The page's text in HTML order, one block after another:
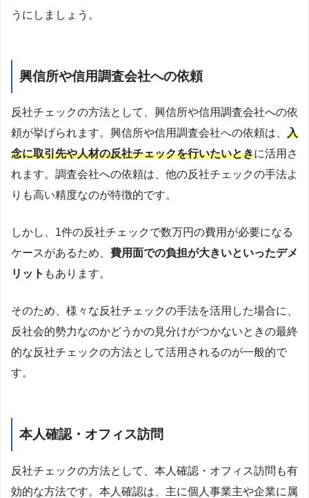
うにしましょう。
興信所や信用調査会社への依頼
反社チェックの方法として、興信所や信用調査会社への依
頼が挙げられます。興信所や信用調査会社への依頼は、 入
念に取引先や人材の反社チェックを行いたいときに活用さ
れます。調査会社への依頼は、他の反社チェックの手法よ
りも高い精度なのが特徴的です。
しかし、1件の反社チェックで数万円の費用が必要になる
ケースがあるため、 費用面での負担が大きいといったデメ
リット もあります。
そのため、様々な反社チェックの手法を活用した場合に、
反社会的勢力なのかどうかの見分けがつかないときの最終
的な反社チェックの方法として活用されるのが一般的で
す。
本人確認・オフィス訪問
反社チェックの方法として、本人確認・オフィス訪問も有
効的な方法です。本人確認は、主に個人事業主や企業に属